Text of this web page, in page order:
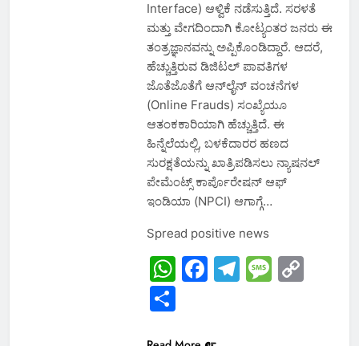
Interface) ಆಳ್ವಿಕೆ ನಡೆಸುತ್ತಿದೆ. ಸರಳತೆ
ಮತ್ತು ವೇಗದಿಂದಾಗಿ ಕೋಟ್ಯಂತರ ಜನರು ಈ
ತಂತ್ರಜ್ಞಾನವನ್ನು ಅಪ್ಪಿಕೊಂಡಿದ್ದಾರೆ. ಆದರೆ,
ಹೆಚ್ಚುತ್ತಿರುವ ಡಿಜಿಟಲ್ ಪಾವತಿಗಳ
ಜೊತೆಜೊತೆಗೆ ಆನ್‌ಲೈನ್ ವಂಚನೆಗಳ
(Online Frauds) ಸಂಖ್ಯೆಯೂ
ಆತಂಕಕಾರಿಯಾಗಿ ಹೆಚ್ಚುತ್ತಿದೆ. ಈ
ಹಿನ್ನೆಲೆಯಲ್ಲಿ, ಬಳಕೆದಾರರ ಹಣದ
ಸುರಕ್ಷತೆಯನ್ನು ಖಾತ್ರಿಪಡಿಸಲು ನ್ಯಾಷನಲ್
ಪೇಮೆಂಟ್ಸ್ ಕಾರ್ಪೊರೇಷನ್ ಆಫ್
ಇಂಡಿಯಾ (NPCI) ಆಗಾಗ್ಗೆ…
Spread positive news
WhatsApp
Facebook
Telegram
Share